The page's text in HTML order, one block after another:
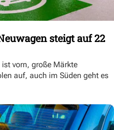
steigt auf 22
vorn, große Märkte
auf, auch im Süden geht es